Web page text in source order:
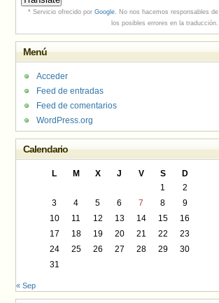
* Servicio ofrecido por Google. No nos hacemos responsables de
los posibles errores en la traducción.
Menú
Acceder
Feed de entradas
Feed de comentarios
WordPress.org
Calendario
L M X J V S
D
1
2
3
4 5 6 7 8
9
10
11 12 13 14 15
16
17
18 19 20 21 22
23
24
25 26 27 28 29
30
31
« Sep